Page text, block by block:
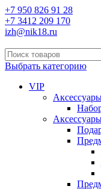
+7 950 826 91 28
+7 3412 209 170
izh@nik18.ru
Выбрать категорию
VIP